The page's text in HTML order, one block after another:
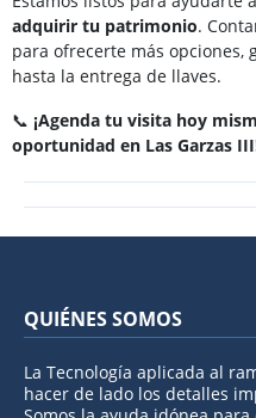
adquirir tu patrimonio.
para ofrecerte más opciones,
hasta la entrega de llaves.
📞 ¡Agenda tu visita hoy
oportunidad en Las Garzas
QUIÉNES SOMOS
La Tecnología aplicada al
hacer de lado los detalles